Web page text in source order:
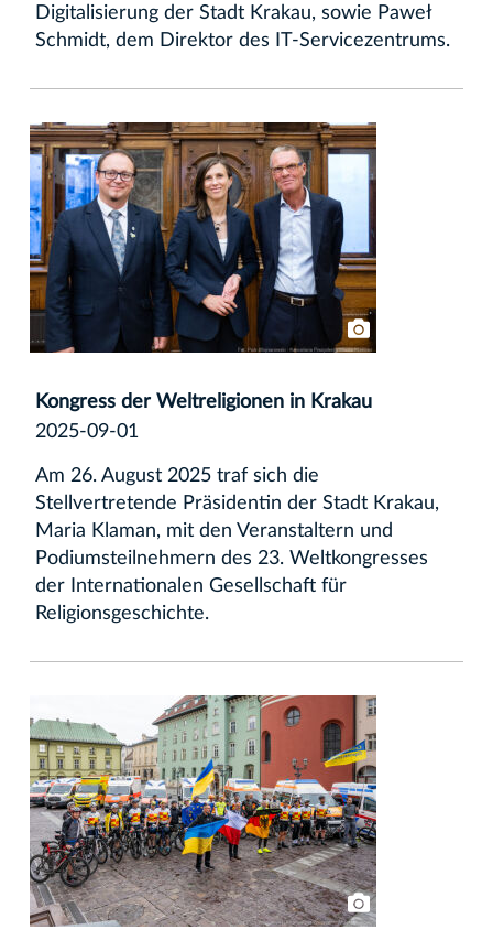
Digitalisierung der Stadt Krakau, sowie Paweł
Schmidt, dem Direktor des IT-Servicezentrums.
Kongress der Weltreligionen in Krakau
2025-09-01
Am 26. August 2025 traf sich die
Stellvertretende Präsidentin der Stadt Krakau,
Maria Klaman, mit den Veranstaltern und
Podiumsteilnehmern des 23. Weltkongresses
der Internationalen Gesellschaft für
Religionsgeschichte.